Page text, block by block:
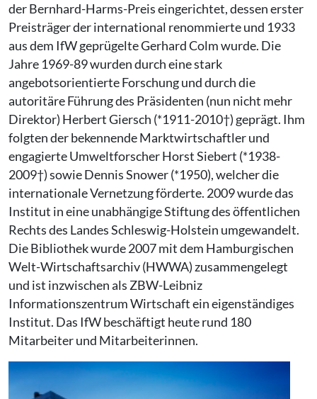
der Bernhard-Harms-Preis eingerichtet, dessen erster
Preisträger der international renommierte und 1933
aus dem IfW geprügelte Gerhard Colm wurde. Die
Jahre 1969-89 wurden durch eine stark
angebotsorientierte Forschung und durch die
autoritäre Führung des Präsidenten (nun nicht mehr
Direktor) Herbert Giersch (*1911-2010†) geprägt. Ihm
folgten der bekennende Marktwirtschaftler und
engagierte Umweltforscher Horst Siebert (*1938-
2009†) sowie Dennis Snower (*1950), welcher die
internationale Vernetzung förderte. 2009 wurde das
Institut in eine unabhängige Stiftung des öffentlichen
Rechts des Landes Schleswig-Holstein umgewandelt.
Die Bibliothek wurde 2007 mit dem Hamburgischen
Welt-Wirtschaftsarchiv (HWWA) zusammengelegt
und ist inzwischen als ZBW-Leibniz
Informationszentrum Wirtschaft ein eigenständiges
Institut. Das IfW beschäftigt heute rund 180
Mitarbeiter und Mitarbeiterinnen.